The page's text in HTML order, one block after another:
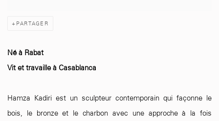
PARTAGER
Né à Rabat
Vit et travaille à Casablanca
Hamza Kadiri est un sculpteur contemporain qui façonne le
bois, le bronze et le charbon avec une approche à la fois